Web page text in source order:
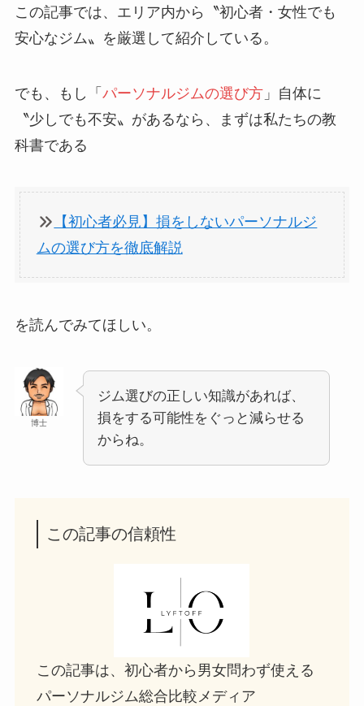
この記事では、エリア内から〝初心者・女性でも
安心なジム〟を厳選して紹介している。
でも、もし「 パーソナルジムの選び方」自体に
〝少しでも不安〟があるなら、まずは私たちの教
科書である
【初心者必見】損をしないパーソナルジ
ムの選び方を徹底解説
を読んでみてほしい。
博士
ジム選びの正しい知識があれば、
損をする可能性をぐっと減らせる
からね。
この記事の信頼性
この記事は、初心者から男女問わず使える
パーソナルジム総合比較メディア